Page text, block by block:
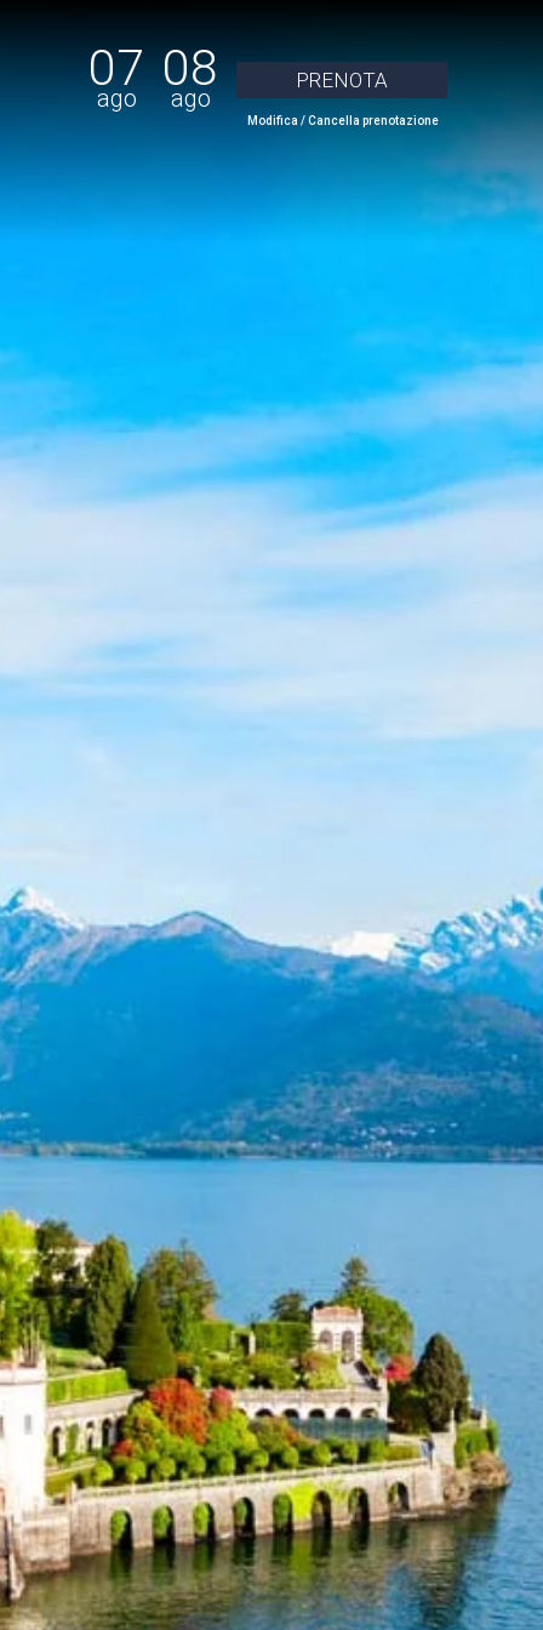
07
ago
08
ago
Modifica / Cancella prenotazione